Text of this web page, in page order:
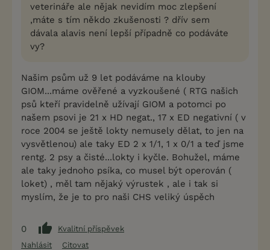
veterináře ale nějak nevidím moc zlepšení
,máte s tím někdo zkušenosti ? dřív sem
dávala alavis není lepší případně co podáváte
vy?
Našim psům už 9 let podáváme na klouby
GIOM...máme ověřené a vyzkoušené ( RTG našich
psů kteří pravidelně užívají GIOM a potomci po
našem psovi je 21 x HD negat., 17 x ED negativní ( v
roce 2004 se ještě lokty nemusely dělat, to jen na
vysvětlenou) ale taky ED 2 x 1/1, 1 x 0/1 a teď jsme
rentg. 2 psy a čisté...lokty i kyčle. Bohužel, máme
ale taky jednoho psíka, co musel být operován (
loket) , měl tam nějaký výrustek , ale i tak si
myslím, že je to pro naši CHS veliký úspěch
0
Kvalitní příspěvek
Nahlásit
Citovat